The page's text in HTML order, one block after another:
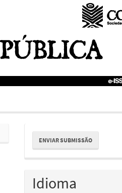
Enviar
Submissão
ENVIAR SUBMISSÃO
Idioma